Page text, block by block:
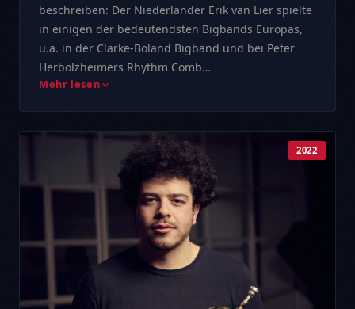
beschreiben: Der Niederländer Erik van Lier spielte
in einigen der bedeutendsten Bigbands Europas,
u.a. in der Clarke-Boland Bigband und bei Peter
Herbolzheimers Rhythm Comb…
Mehr lesen
2022